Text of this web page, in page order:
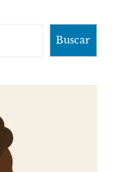
Buscar